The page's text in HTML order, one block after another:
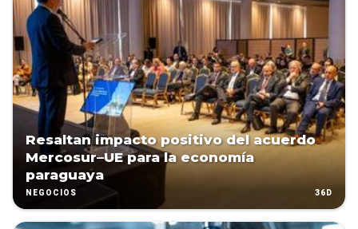
Resaltan impacto positivo del acuerdo
Mercosur–UE para la economía
paraguaya
NEGOCIOS 36D